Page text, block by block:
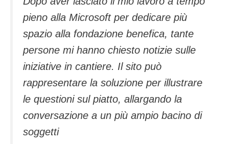
pieno alla Microsoft per dedicare più
spazio alla fondazione benefica, tante
persone mi hanno chiesto notizie sulle
iniziative in cantiere. Il sito può
rappresentare la soluzione per illustrare
le questioni sul piatto, allargando la
conversazione a un più ampio bacino di
soggetti